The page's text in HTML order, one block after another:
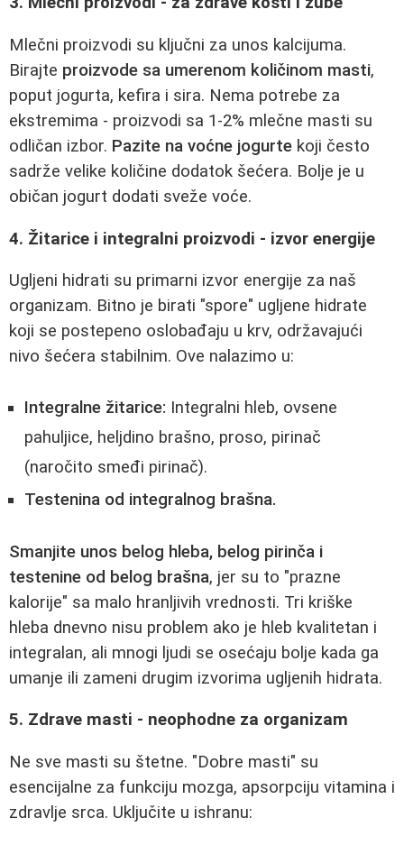
Mlečni proizvodi su ključni za unos kalcijuma.
Birajte proizvode sa umerenom količinom masti,
poput jogurta, kefira i sira. Nema potrebe za
ekstremima - proizvodi sa 1-2% mlečne masti su
odličan izbor. Pazite na voćne jogurte koji često
sadrže velike količine dodatok šećera. Bolje je u
običan jogurt dodati sveže voće.
4. Žitarice i integralni proizvodi - izvor energije
Ugljeni hidrati su primarni izvor energije za naš
organizam. Bitno je birati "spore" ugljene hidrate
koji se postepeno oslobađaju u krv, održavajući
nivo šećera stabilnim. Ove nalazimo u:
Integralne žitarice: Integralni hleb, ovsene
pahuljice, heljdino brašno, proso, pirinač
(naročito smeđi pirinač).
Testenina od integralnog brašna.
Smanjite unos belog hleba, belog pirinča i
testenine od belog brašna, jer su to "prazne
kalorije" sa malo hranljivih vrednosti. Tri kriške
hleba dnevno nisu problem ako je hleb kvalitetan i
integralan, ali mnogi ljudi se osećaju bolje kada ga
umanje ili zameni drugim izvorima ugljenih hidrata.
5. Zdrave masti - neophodne za organizam
Ne sve masti su štetne. "Dobre masti" su
esencijalne za funkciju mozga, apsorpciju vitamina i
zdravlje srca. Uključite u ishranu: